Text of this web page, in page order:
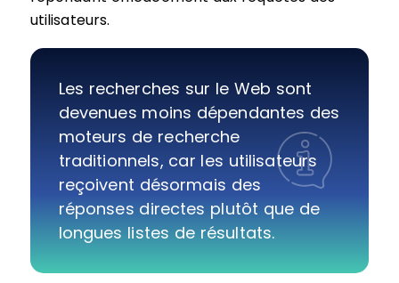
utilisateurs.
Les recherches sur le Web sont
devenues moins dépendantes des
moteurs de recherche
traditionnels, car les utilisateurs
reçoivent désormais des
réponses directes plutôt que de
longues listes de résultats.